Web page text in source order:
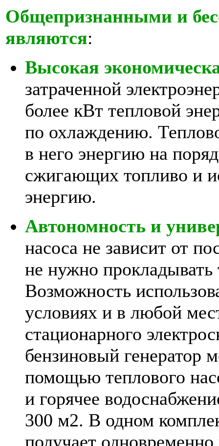
Общепризнанными и
являются:
Высокая
затраченной
более кВт тепловой
по охлаждению.
в него энергию на
сжигающих топливо и
энергию.
Автономность и
насоса не зависит от
не нужно
Возможность
условиях и в любой
стационарного
бензиновый генератор
помощью теплового
и горячее
300 м2. В одном
получает